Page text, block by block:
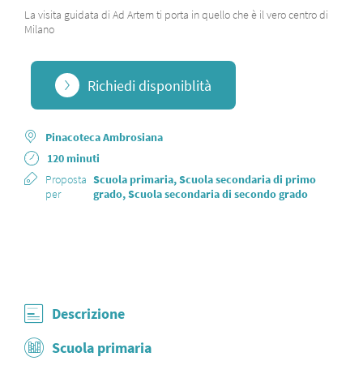
La visita guidata di Ad Artem ti porta in quello che è il vero centro di
Milano
Richiedi disponiblità
Pinacoteca Ambrosiana
120 minuti
Proposta
per
Scuola primaria, Scuola secondaria di primo
grado, Scuola secondaria di secondo grado
Descrizione
Scuola primaria